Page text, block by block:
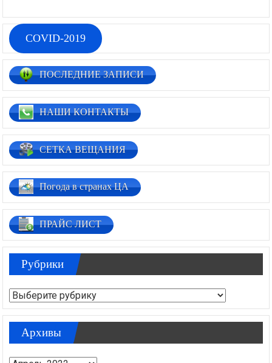
COVID-2019
ПОСЛЕДНИЕ ЗАПИСИ
НАШИ КОНТАКТЫ
СЕТКА ВЕЩАНИЯ
Погода в странах ЦА
ПРАЙС ЛИСТ
Рубрики
Рубрики
Архивы